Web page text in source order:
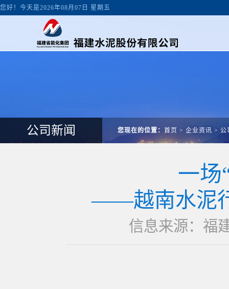
您好！今天是2026年08月07日 星期五
公司新闻 您现在的位置： 首页 > 企业资讯 > 公
一场
——越南水泥
信息来源：福